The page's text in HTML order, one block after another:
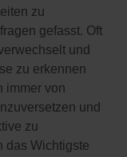
zu
gefasst. Oft
und
zu erkennen
immer von
und
zu
das Wichtigste